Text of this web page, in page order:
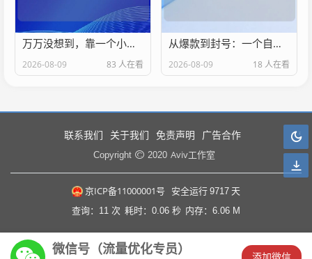
万万没想到，靠一个小红书账号，实现额外增收
2026-08-09 83 人在看
从爆款到封号：一个自媒体人的泣血教训，别再重蹈我的覆辙
2026-08-09 18 人在看
联系我们 关于我们 免责声明 广告合作
Copyright 2020 Aviv工作室
京ICP备11000001号 安全运行 9717 天
查询：11 次 耗时：0.06 秒 内存：6.06 M
微信号（流量优化专员）